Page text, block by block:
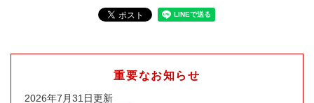
重要なお知らせ
2026年7月31日更新